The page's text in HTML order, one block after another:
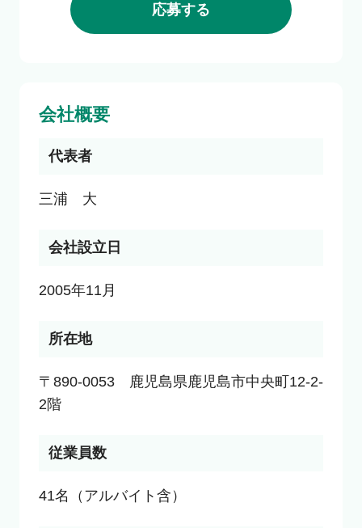
応募する
会社概要
代表者
三浦　大
会社設立日
2005年11月
所在地
〒890-0053　鹿児島県鹿児島市中央町12-2-
2階
従業員数
41名（アルバイト含）